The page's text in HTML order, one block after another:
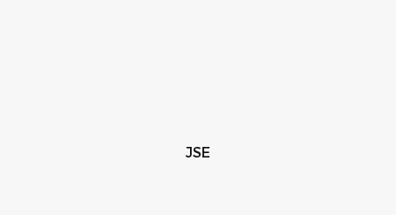
JSE